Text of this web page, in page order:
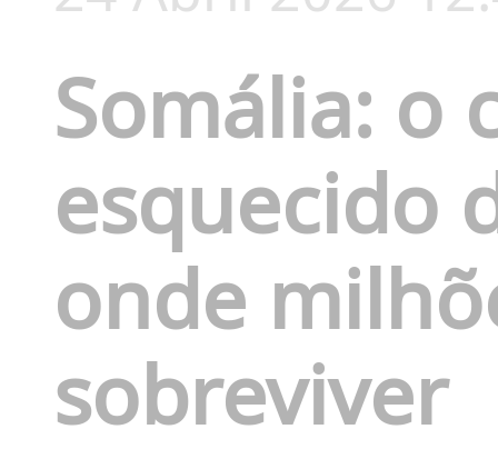
Somália: o
esquecido
onde
sobreviver